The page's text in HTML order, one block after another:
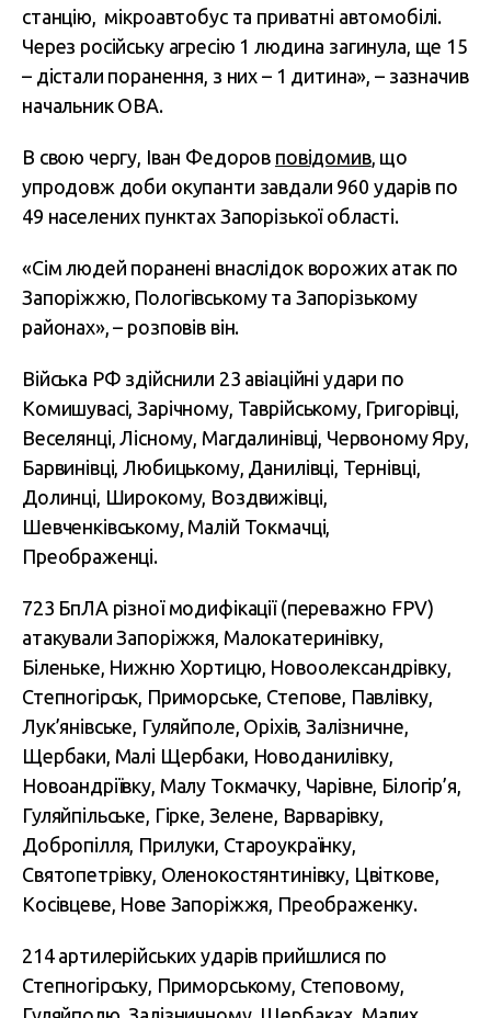
станцію, мікроавтобус та приватні автомобілі.
Через російську агресію 1 людина загинула, ще 15
– дістали поранення, з них – 1 дитина», – зазначив
начальник ОВА.
В свою чергу, Іван Федоров повідомив, що
упродовж доби окупанти завдали 960 ударів по
49 населених пунктах Запорізької області.
«Сім людей поранені внаслідок ворожих атак по
Запоріжжю, Пологівському та Запорізькому
районах», – розповів він.
Війська РФ здійснили 23 авіаційні удари по
Комишувасі, Зарічному, Таврійському, Григорівці,
Веселянці, Лісному, Магдалинівці, Червоному Яру,
Барвинівці, Любицькому, Данилівці, Тернівці,
Долинці, Широкому, Воздвижівці,
Шевченківському, Малій Токмачці,
Преображенці.
723 БпЛА різної модифікації (переважно FPV)
атакували Запоріжжя, Малокатеринівку,
Біленьке, Нижню Хортицю, Новоолександрівку,
Степногірськ, Приморське, Степове, Павлівку,
Лук’янівське, Гуляйполе, Оріхів, Залізничне,
Щербаки, Малі Щербаки, Новоданилівку,
Новоандріївку, Малу Токмачку, Чарівне, Білогір’я,
Гуляйпільське, Гірке, Зелене, Варварівку,
Добропілля, Прилуки, Староукраїнку,
Святопетрівку, Оленокостянтинівку, Цвіткове,
Косівцеве, Нове Запоріжжя, Преображенку.
214 артилерійських ударів прийшлися по
Степногірську, Приморському, Степовому,